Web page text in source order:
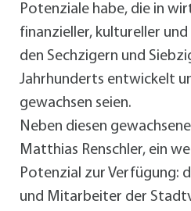
Potenziale habe, die in
finanzieller, kultureller
den Sechzigern und
Jahrhunderts entwickelt
gewachsen seien.
Neben diesen
Matthias Renschler, ein
Potenzial zur Verfügung:
und Mitarbeiter der